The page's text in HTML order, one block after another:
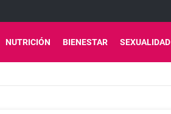
NUTRICIÓN BIENESTAR SEXUALIDAD